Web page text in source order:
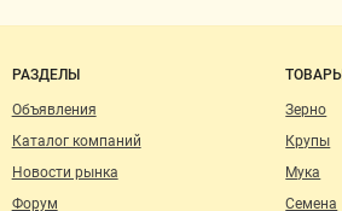
РАЗДЕЛЫ
Объявления
Каталог компаний
Новости рынка
Форум
Зерно
Крупы
Мука
Семена